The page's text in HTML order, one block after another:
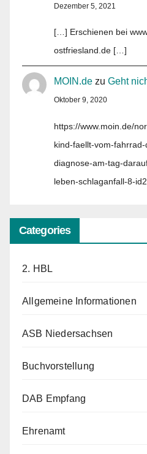
Dezember 5, 2021
[…] Erschienen bei
ostfriesland.de […]
MOIN.de zu Geht
Oktober 9, 2020
https://www.moin.de/
kind-faellt-vom-
diagnose-am-tag-
leben-schlaganfall-8-
Categories
2. HBL
Allgemeine Informationen
ASB Niedersachsen
Buchvorstellung
DAB Empfang
Ehrenamt